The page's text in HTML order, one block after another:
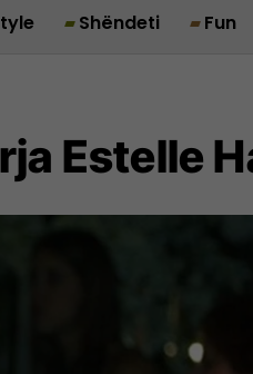
Shëndeti Fun
Estelle